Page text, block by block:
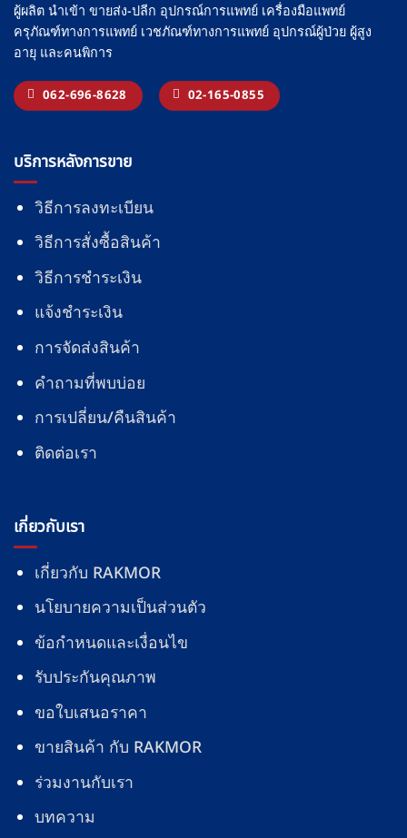
ผู้ผลิต นำเข้า ขายส่ง-ปลีก อุปกรณ์การแพทย์ เครื่องมือแพทย์
ครุภัณฑ์ทางการแพทย์ เวชภัณฑ์ทางการแพทย์ อุปกรณ์ผู้ป่วย ผู้สูง
อายุ และคนพิการ
062-696-8628 02-165-0855
บริการหลังการขาย
วิธีการลงทะเบียน
วิธีการสั่งซื้อสินค้า
วิธีการชำระเงิน
แจ้งชำระเงิน
การจัดส่งสินค้า
คำถามที่พบบ่อย
การเปลี่ยน/คืนสินค้า
ติดต่อเรา
เกี่ยวกับเรา
เกี่ยวกับ RAKMOR
นโยบายความเป็นส่วนตัว
ข้อกำหนดและเงื่อนไข
รับประกันคุณภาพ
ขอใบเสนอราคา
ขายสินค้า กับ RAKMOR
ร่วมงานกับเรา
บทความ